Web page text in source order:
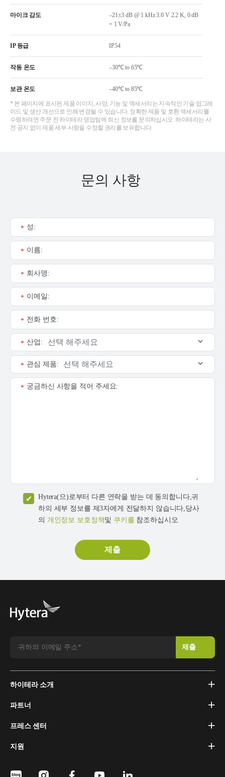
마이크 감도
–21±3 dB @ 1 kHz 3.0 V 2.2 K, 0 dB
= 1 V/Pa
IP 등급 IP54
작동 온도 –30℃ to 65℃
보관 온도 –40℃ to 85℃
* 본 페이지에 표시된 제품 이미지, 사양, 기능 및 액세서리는 지속적인 기술 업그레
이드 및 생산 개선으로 인해 변경될 수 있습니다. 정확한 제품 및 호환 액세서리를
수령하려면 주문 전 하이테라 영업팀에 최신 정보를 문의하십시오. 하이테라는 사
전 공지 없이 제품 세부 사항을 수정할 권리를 보유합니다.
문의 사항
성:
*
이름:
*
회사명:
*
이메일:
*
전화 번호:
*
산업:
*
관심 제품:
*
궁금하신 사항을 적어 주세요:
*
Hytera(으)로부터 다른 연락을 받는 데 동의합니다,귀
하의 세부 정보를 제3자에게 전달하지 않습니다,당사
의 개인정보 보호정책및 쿠키를 참조하십시오
하이테라 소개
파트너
프레스 센터
지원